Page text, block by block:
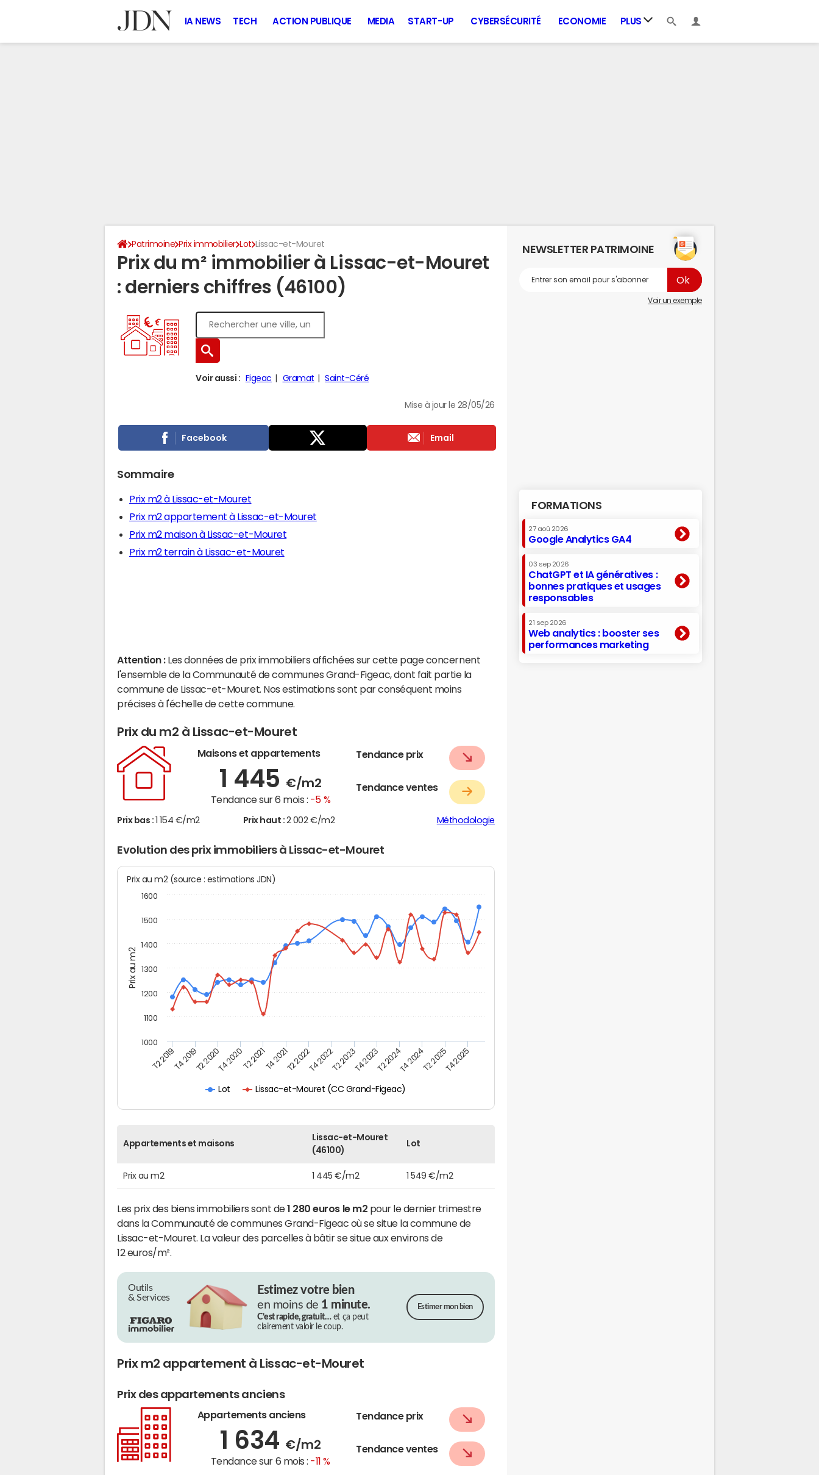
IA NEWS TECH ACTION PUBLIQUE MEDIA START-UP CYBERSÉCURITÉ ECONOMIE PLUS
Patrimoine Prix immobilier Lot Lissac-et-Mouret
Prix du m² immobilier à Lissac-et-Mouret
: derniers chiffres (46100)
Voir aussi : Figeac Gramat Saint-Céré
Mise à jour le 28/05/26
Facebook Email
Sommaire
Prix m2 à Lissac-et-Mouret
Prix m2 appartement à Lissac-et-Mouret
Prix m2 maison à Lissac-et-Mouret
Prix m2 terrain à Lissac-et-Mouret
Attention : Les données de prix immobiliers affichées sur cette page concernent
l'ensemble de la Communauté de communes Grand-Figeac, dont fait partie la
commune de Lissac-et-Mouret. Nos estimations sont par conséquent moins
précises à l'échelle de cette commune.
Prix du m2 à Lissac-et-Mouret
Maisons et appartements
1 445 €/m2
Tendance sur 6 mois : -5 %
Tendance prix
Tendance ventes
Prix bas : 1 154 €/m2 Prix haut : 2 002 €/m2 Méthodologie
Evolution des prix immobiliers à Lissac-et-Mouret
Prix au m2
Prix au m2 (source : estimations JDN)
Lot Lissac-et-Mouret (CC Grand-Figeac)
T2 2019T4 2019T2 2020T4 2020T2 2021T4 2021T2 2022T4 2022T2 2023T4 2023T2 2024T4 2024T2 2025T4 2025
1000
1100
1200
1300
1400
1500
1600
Appartements et maisons
Lissac-et-Mouret
(46100)
Lot
Prix au m2 1 445 €/m2 1 549 €/m2
Les prix des biens immobiliers sont de1 280 euros le m2 pour le dernier trimestre
dans la Communauté de communes Grand-Figeac où se situe la commune de
Lissac-et-Mouret. La valeur des parcelles à bâtir se situe aux environs de
12 euros/m².
Outils
& Services
Estimez votre bien
en moins de 1 minute.
C’est rapide, gratuit…et ça peut
clairement valoir le coup.
Estimer mon bien
Prix m2 appartement à Lissac-et-Mouret
Prix des appartements anciens
Appartements anciens
1 634 €/m2
Tendance sur 6 mois : -11 %
Tendance prix
Tendance ventes
NEWSLETTER PATRIMOINE
Voir un exemple
FORMATIONS
27 aoû 2026
Google Analytics GA4
03 sep 2026
ChatGPT et IA génératives :
bonnes pratiques et usages
responsables
21 sep 2026
Web analytics : booster ses
performances marketing